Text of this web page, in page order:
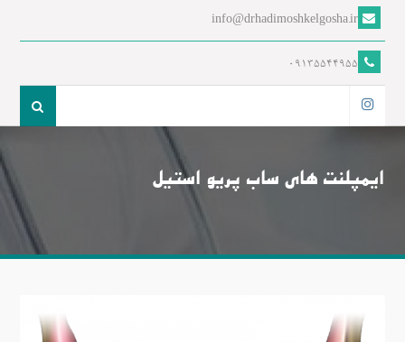
info@drhadimoshkelgosha.ir
09135544955
ایمپلنت های ساب پریو استیل